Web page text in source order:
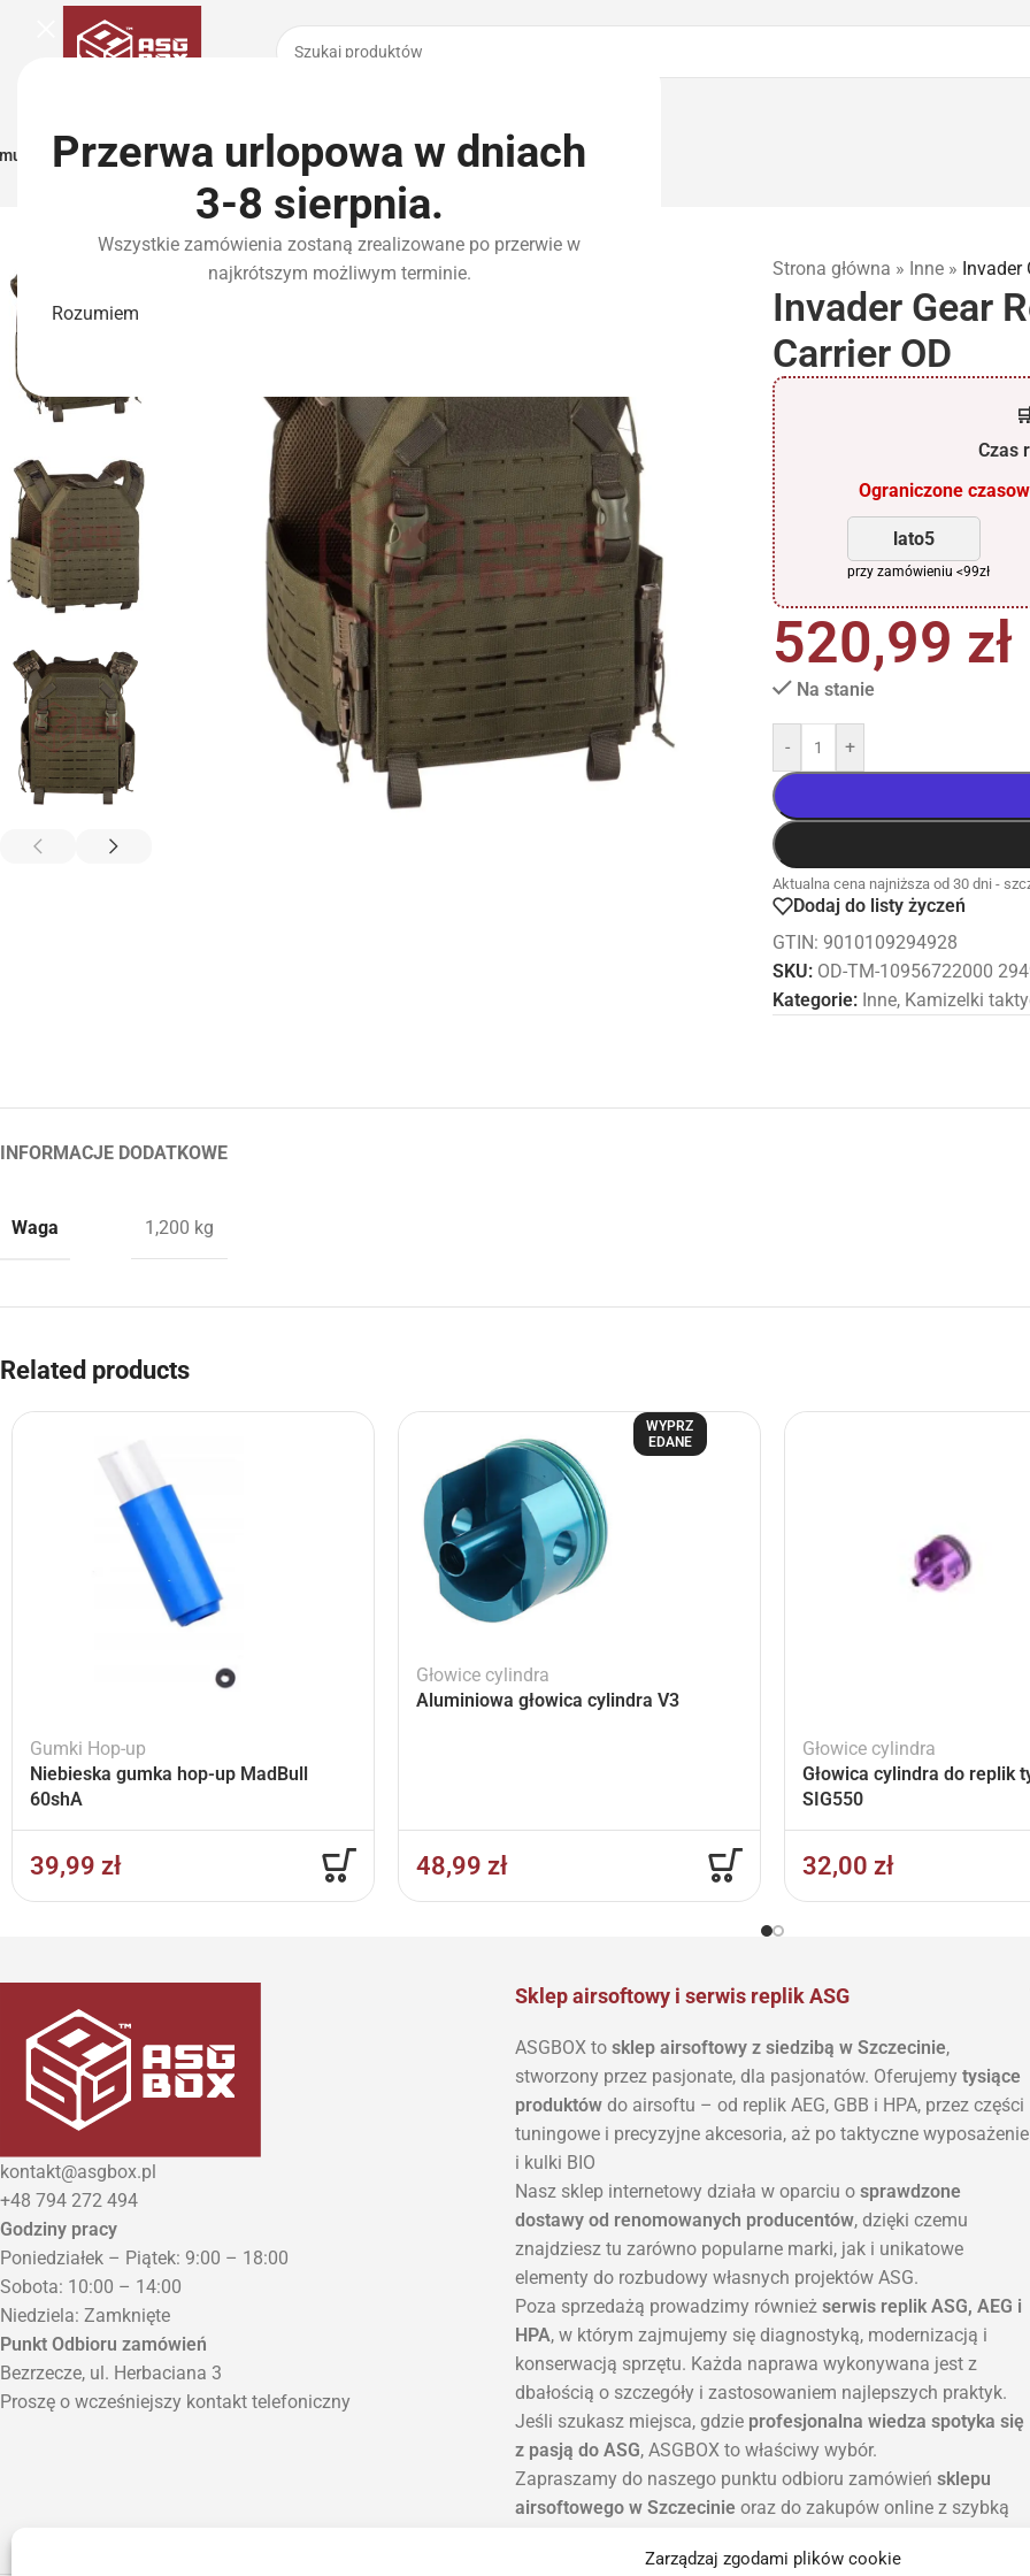
Przerwa urlopowa w dniach
3-8 sierpnia.
Wszystkie zamówienia zostaną zrealizowane po przerwie w
najkrótszym możliwym terminie.
Rozumiem
Zarządzaj zgodami plików cookie
I ZasilanieReplikiCzęści I TuningHPAWyposażenie Taktyczne PromocjeOutlet
Strona główna » Inne » Invader
Invader Gear
Carrier OD
Czas
Ograniczone
lato5
przy zamówieniu <99zł
520,99 zł
Na stanie
- +
Aktualna cena najniższa od 30 dni -
Dodaj do listy życzeń
GTIN: 9010109294928
SKU: OD-TM-10956722000
Kategorie: Inne, Kamizelki
INFORMACJE DODATKOWE
Waga 1,200 kg
Related products
Gumki Hop-up
Niebieska gumka hop-up MadBull
60shA
39,99 zł
WYPRZ
EDANE
Głowice cylindra
Aluminiowa głowica cylindra V3
48,99 zł
Głowice cylindra
Głowica cylindra do replik
SIG550
32,00 zł
kontakt@asgbox.pl
+48 794 272 494
Godziny pracy
Poniedziałek – Piątek: 9:00 – 18:00
Sobota: 10:00 – 14:00
Niedziela: Zamknięte
Punkt Odbioru zamówień
Bezrzecze, ul. Herbaciana 3
Proszę o wcześniejszy kontakt telefoniczny
Sklep airsoftowy i serwis replik ASG
ASGBOX to sklep airsoftowy z siedzibą w Szczecinie,
stworzony przez pasjonate, dla pasjonatów. Oferujemy tysiące
produktów do airsoftu – od replik AEG, GBB i HPA, przez części
tuningowe i precyzyjne akcesoria, aż po taktyczne wyposażenie
i kulki BIO
Nasz sklep internetowy działa w oparciu o sprawdzone
dostawy od renomowanych producentów, dzięki czemu
znajdziesz tu zarówno popularne marki, jak i unikatowe
elementy do rozbudowy własnych projektów ASG.
Poza sprzedażą prowadzimy również serwis replik ASG, AEG i
HPA, w którym zajmujemy się diagnostyką, modernizacją i
konserwacją sprzętu. Każda naprawa wykonywana jest z
dbałością o szczegóły i zastosowaniem najlepszych praktyk.
Jeśli szukasz miejsca, gdzie profesjonalna wiedza spotyka się
z pasją do ASG, ASGBOX to właściwy wybór.
Zapraszamy do naszego punktu odbioru zamówień sklepu
airsoftowego w Szczecinie oraz do zakupów online z szybką